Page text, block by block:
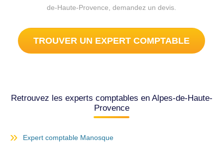
de-Haute-Provence, demandez un devis.
TROUVER UN EXPERT COMPTABLE
Retrouvez les experts comptables en Alpes-de-Haute-
Provence
Expert comptable Manosque